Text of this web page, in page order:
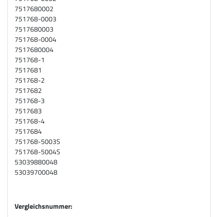
7517680002
751768-0003
7517680003
751768-0004
7517680004
751768-1
7517681
751768-2
7517682
751768-3
7517683
751768-4
7517684
751768-5003S
751768-5004S
53039880048
53039700048
Vergleichsnummer: